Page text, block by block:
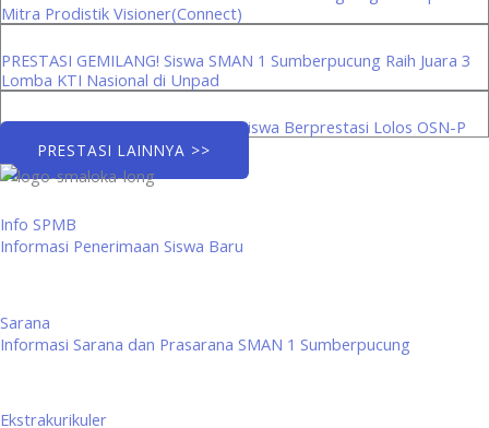
Mitra Prodistik Visioner(Connect)
PRESTASI GEMILANG! Siswa SMAN 1 Sumberpucung Raih Juara 3
Lomba KTI Nasional di Unpad
Menuju Panggung Provinsi: Tiga Siswa Berprestasi Lolos OSN-P
PRESTASI LAINNYA >>
Info SPMB
Informasi Penerimaan Siswa Baru
Sarana
Informasi Sarana dan Prasarana SMAN 1 Sumberpucung
Ekstrakurikuler